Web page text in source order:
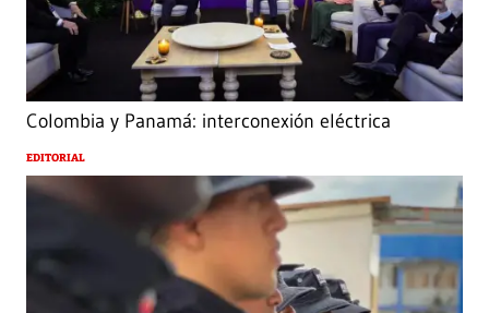
Colombia y Panamá: interconexión eléctrica
EDITORIAL